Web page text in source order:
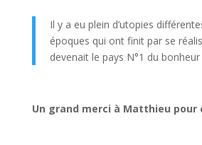
Il y a eu plein d’utopies
époques qui ont finit par se
devenait le pays N°1 du bonheur
Un grand merci à Matthieu pour